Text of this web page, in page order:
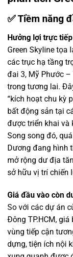
✅ Tiềm năng
Hưởng lợi trực
Green Skyline tọa
các trục hạ tầng
đai 3, Mỹ Phước
trong tương lai.
“kích hoạt chu kỳ
bất động sản tại
được triển khai và
Song song đó,
Dương đang hình
mở rộng dư địa
sở hữu vị trí chiến
Giá đầu vào còn
So với các dự án
Đông TP.HCM,
vùng tiếp cận
dựng, tiện ích nội